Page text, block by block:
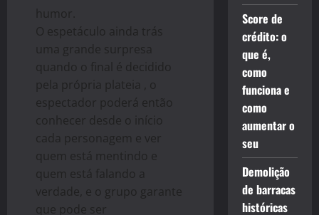
humor.
O espetáculo ainda trás
uma grande surpresa
quando o final é decidido
pela própria plateia , o
espectador poderá então
conhecer desde o início
cada personagem e ver
quem está mentindo e
quem está falando a
verdade, e o grupo garante
que pode ser
Score de
crédito: o
que é,
como
funciona e
como
aumentar o
seu
Demolição
de barracas
históricas